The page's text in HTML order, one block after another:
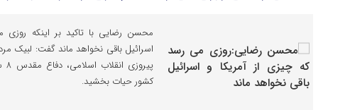
محسن رضایی با تاکید بر اینکه
اسرائیل باقی نخواهد ماند گفت: لبیک
کشور حیات بخشید.